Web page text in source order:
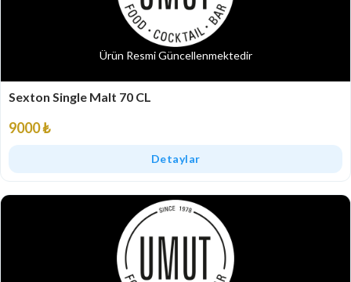
Ürün Resmi Güncellenmektedir
Sexton Single Malt 70 CL
9000 ₺
Detaylar